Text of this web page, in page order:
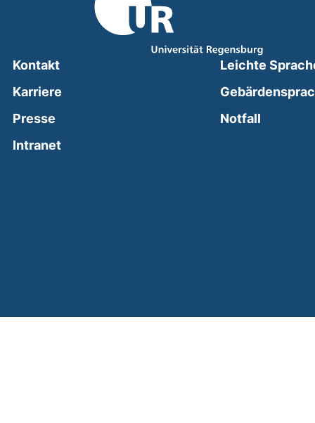
Kontakt
Karriere
Presse
Intranet(external link, opens in a new window)
Leichte
Notfall